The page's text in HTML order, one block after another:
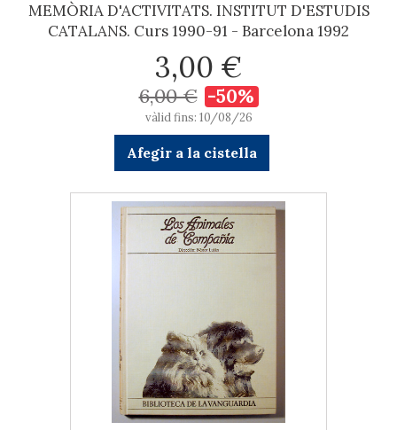
MEMÒRIA D'ACTIVITATS. INSTITUT D'ESTUDIS
CATALANS. Curs 1990-91 - Barcelona 1992
3,00 €
6,00 € -50%
vàlid fins: 10/08/26
Afegir a la cistella